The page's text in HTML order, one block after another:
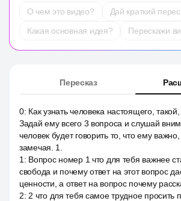
О чем это видео?
Дай краткий
Какая основная идея?
Перескажи
Пересказ
0: Как узнать человека настоящего,
Задай ему всего 3 вопроса и слушай
человек будет говорить то, что ему
замечая. 1.
1 : Вопрос номер 1 что для тебя важнее
свобода и почему ответ на этот вопрос
ценности, а ответ на вопрос почему
2: 2 что для тебя самое трудное просить